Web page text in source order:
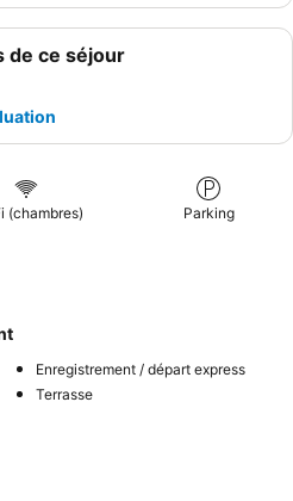
de ce séjour
(chambres) Parking
Enregistrement / départ express
Terrasse